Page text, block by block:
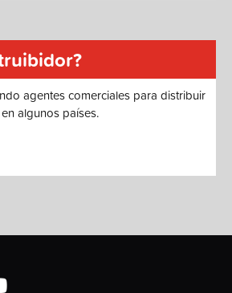
agentes comerciales para distribuir
algunos países.